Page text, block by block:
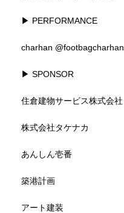
▶︎ PERFORMANCE
charhan @footbagcharhan
▶ SPONSOR
住倉建物サービス株式会社
株式会社タケナカ
あんしん壱番
築港計画
アート建装